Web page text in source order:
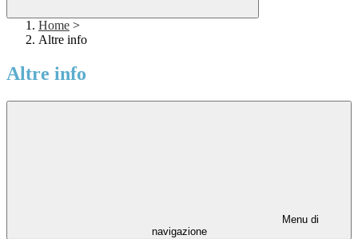
Home >
Altre info
Altre info
Menu di
navigazione